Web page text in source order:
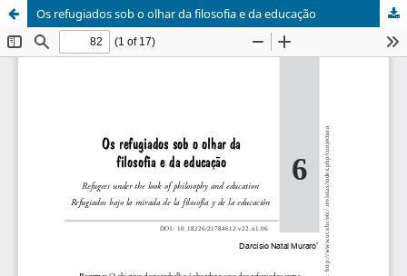
Os refugiados sob o olhar da filosofia e da educação